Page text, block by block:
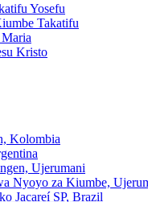
Yosefu
Takatifu
Kristo
Kolombia
Ujerumani
Nyoyo za Kiumbe,
Jacareí SP, Brazil